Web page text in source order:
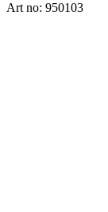
Art no: 950103